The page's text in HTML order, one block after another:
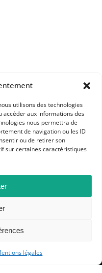
utilisons des technologies
accéder aux informations des
nous permettra de
de navigation ou les ID
ou de retirer son
sur certaines caractéristiques
légales
et géographie
33 62 37
Cedex 02